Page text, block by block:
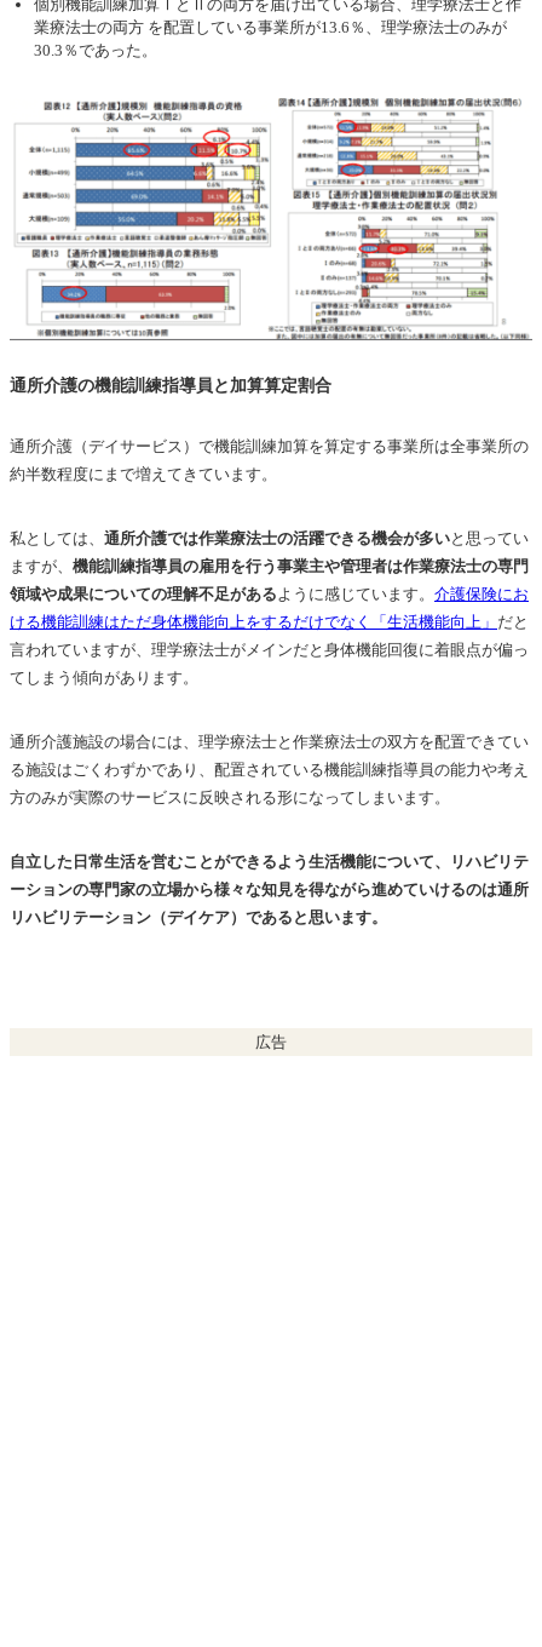
個別機能訓練加算ⅠとⅡの両方を届け出ている場合、理学療法士と作
業療法士の両方 を配置している事業所が13.6％、理学療法士のみが
30.3％であった。
通所介護の機能訓練指導員と加算算定割合
通所介護（デイサービス）で機能訓練加算を算定する事業所は全事業所の
約半数程度にまで増えてきています。
私としては、 通所介護では作業療法士の活躍できる機会が多いと思ってい
ますが、 機能訓練指導員の雇用を行う事業主や管理者は作業療法士の専門
領域や成果についての理解不足がある ように感じています。 介護保険にお
ける機能訓練はただ身体機能向上をするだけでなく「生活機能向上」 だと
言われていますが、理学療法士がメインだと身体機能回復に着眼点が偏っ
てしまう傾向があります。
通所介護施設の場合には、理学療法士と作業療法士の双方を配置できてい
る施設はごくわずかであり、配置されている機能訓練指導員の能力や考え
方のみが実際のサービスに反映される形になってしまいます。
自立した日常生活を営むことができるよう生活機能について、リハビリテ
ーションの専門家の立場から様々な知見を得ながら進めていけるのは通所
リハビリテーション（デイケア）であると思います。
広告